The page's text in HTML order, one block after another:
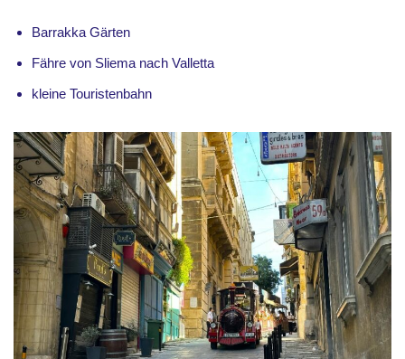
Barrakka Gärten
Fähre von Sliema nach Valletta
kleine Touristenbahn